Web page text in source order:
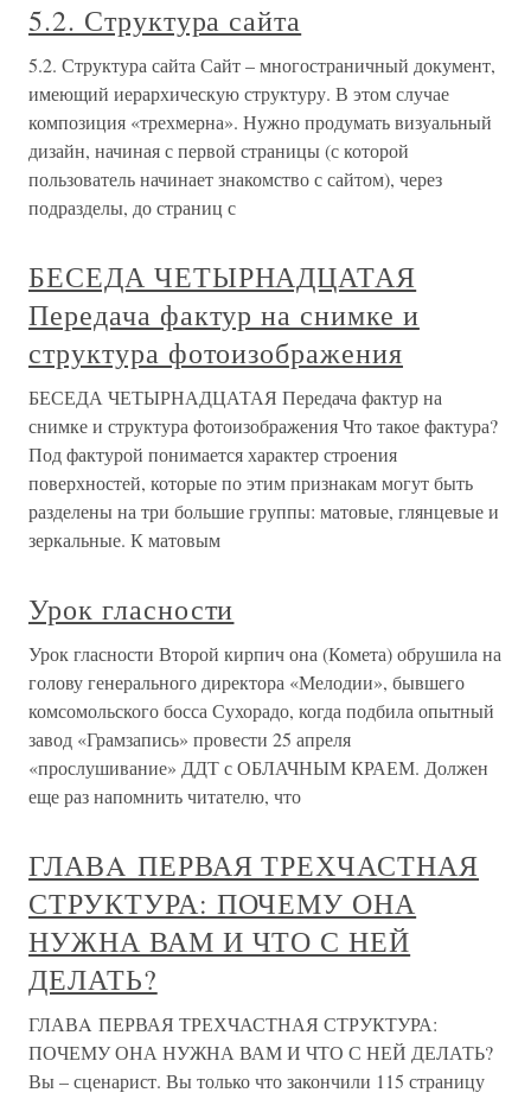
5.2. Структура сайта
5.2. Структура сайта Сайт – многостраничный документ,
имеющий иерархическую структуру. В этом случае
композиция «трехмерна». Нужно продумать визуальный
дизайн, начиная с первой страницы (с которой
пользователь начинает знакомство с сайтом), через
подразделы, до страниц с
БЕСЕДА ЧЕТЫРНАДЦАТАЯ
Передача фактур на снимке и
структура фотоизображения
БЕСЕДА ЧЕТЫРНАДЦАТАЯ Передача фактур на
снимке и структура фотоизображения Что такое фактура?
Под фактурой понимается характер строения
поверхностей, которые по этим признакам могут быть
разделены на три большие группы: матовые, глянцевые и
зеркальные. К матовым
Урок гласности
Урок гласности Второй кирпич она (Комета) обрушила на
голову генерального директора «Мелодии», бывшего
комсомольского босса Сухорадо, когда подбила опытный
завод «Грамзапись» провести 25 апреля
«прослушивание» ДДТ с ОБЛАЧНЫМ КРАЕМ. Должен
еще раз напомнить читателю, что
ГЛАВA ПЕРВАЯ ТРЕХЧАСТНАЯ
СТРУКТУРА: ПОЧЕМУ ОНА
НУЖНА ВАМ И ЧТО С НЕЙ
ДЕЛАТЬ?
ГЛАВA ПЕРВАЯ ТРЕХЧАСТНАЯ СТРУКТУРА:
ПОЧЕМУ ОНА НУЖНА ВАМ И ЧТО С НЕЙ ДЕЛАТЬ?
Вы – сценарист. Вы только что закончили 115 страницу